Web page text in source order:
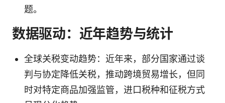
题。
数据驱动：近年趋势与统计
全球关税变动趋势：近年来，部分国家通过谈
判与协定降低关税，推动跨境贸易增长，但同
时对特定商品加强监管，进口税种和征税方式